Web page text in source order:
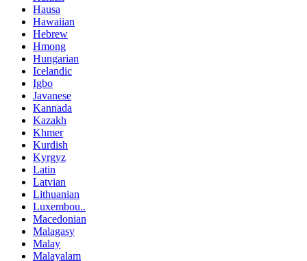
Hausa
Hawaiian
Hebrew
Hmong
Hungarian
Icelandic
Igbo
Javanese
Kannada
Kazakh
Khmer
Kurdish
Kyrgyz
Latin
Latvian
Lithuanian
Luxembou..
Macedonian
Malagasy
Malay
Malayalam